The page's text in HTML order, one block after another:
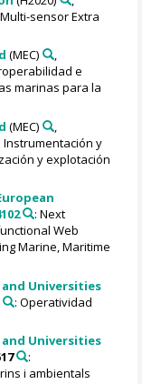
sensor Extra
(MEC)
,
e
marinas para la
(MEC)
,
Instrumentación y
y explotación
: Next
Web
Marine, Maritime
Universities
: Operatividad
Universities
:
i ambientals